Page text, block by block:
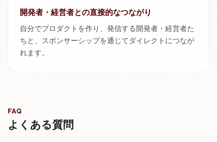
開発者・経営者との直接的なつながり
自分でプロダクトを作り、発信する開発者・経営者た
ちと、スポンサーシップを通じてダイレクトにつなが
れます。
FAQ
よくある質問